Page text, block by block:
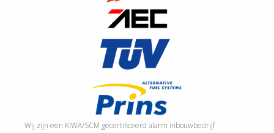
Wij zijn een KIWA/SCM gecertificeerd alarm inbouwbedrijf